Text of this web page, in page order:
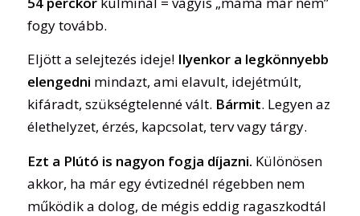
fogy tovább.
Eljött a selejtezés ideje! Ilyenkor a legkönnyebb
elengedni mindazt, ami elavult, idejétmúlt,
kifáradt, szükségtelenné vált. Bármit. Legyen az
élethelyzet, érzés, kapcsolat, terv vagy tárgy.
Ezt a Plútó is nagyon fogja díjazni. Különösen
akkor, ha már egy évtizednél régebben nem
működik a dolog, de mégis eddig ragaszkodtál